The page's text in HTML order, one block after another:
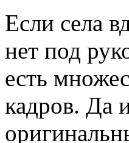
Если села
нет под
есть
кадров. Да